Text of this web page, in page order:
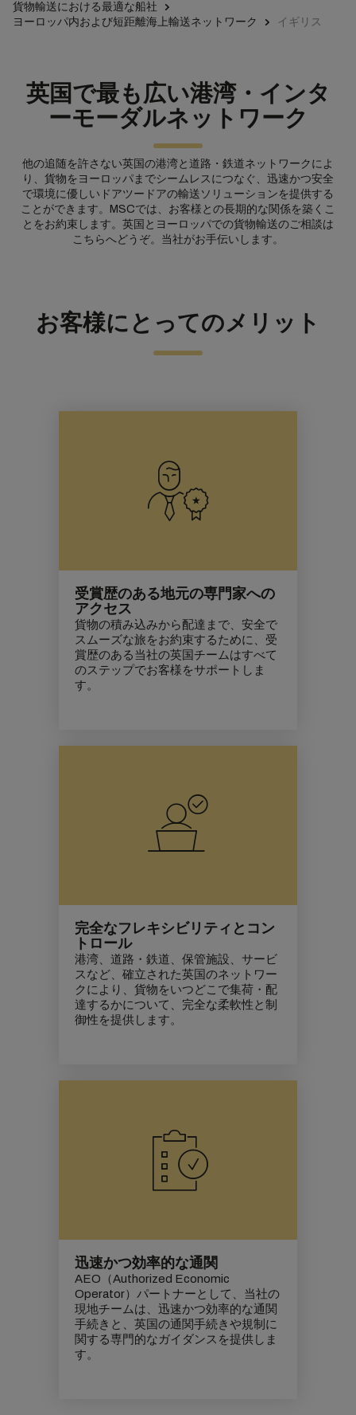
貨物輸送における最適な船社
ヨーロッパ内および短距離海上輸送ネットワーク
イギリス
英国で最も広い港湾・インタ
ーモーダルネットワーク
他の追随を許さない英国の港湾と道路・鉄道ネットワークによ
り、貨物をヨーロッパまでシームレスにつなぐ、迅速かつ安全
で環境に優しいドアツードアの輸送ソリューションを提供する
ことができます。MSCでは、お客様との長期的な関係を築くこ
とをお約束します。英国とヨーロッパでの貨物輸送のご相談は
こちらへどうぞ。当社がお手伝いします。
お客様にとってのメリット
受賞歴のある地元の専門家への
アクセス
貨物の積み込みから配達まで、安全で
スムーズな旅をお約束するために、受
賞歴のある当社の英国チームはすべて
のステップでお客様をサポートしま
す。
完全なフレキシビリティとコン
トロール
港湾、道路・鉄道、保管施設、サービ
スなど、確立された英国のネットワー
クにより、貨物をいつどこで集荷・配
達するかについて、完全な柔軟性と制
御性を提供します。
迅速かつ効率的な通関
AEO（Authorized Economic
Operator）パートナーとして、当社の
現地チームは、迅速かつ効率的な通関
手続きと、英国の通関手続きや規制に
関する専門的なガイダンスを提供しま
す。